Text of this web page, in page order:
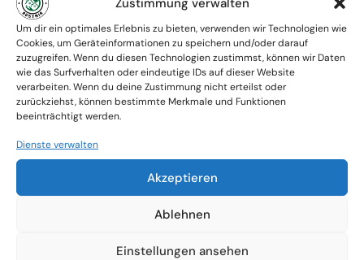
Zustimmung verwalten
Um dir ein optimales Erlebnis zu bieten, verwenden wir Technologien wie
Cookies, um Geräteinformationen zu speichern und/oder darauf
zuzugreifen. Wenn du diesen Technologien zustimmst, können wir Daten
wie das Surfverhalten oder eindeutige IDs auf dieser Website
verarbeiten. Wenn du deine Zustimmung nicht erteilst oder
zurückziehst, können bestimmte Merkmale und Funktionen
beeinträchtigt werden.
Dienste verwalten
Akzeptieren
Ablehnen
Einstellungen ansehen
Warum MessieAustria ?
Ein Team mit psychologischem
Verständnis und praktischem Know-how
Verfügbarkeit: Österreichweit
Absolute Diskretion & keine
Zusammenarbeit mit Ämtern ohne
Einverständnis